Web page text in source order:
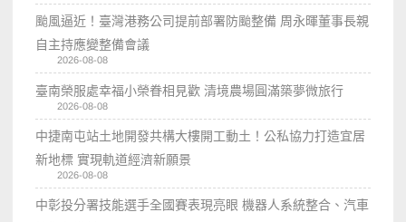
颱風逼近！臺灣港務公司提前部署防颱整備 周永暉董事長親
自主持應變整備會議
2026-08-08
臺南榮服處幸福小榮眷相見歡 清境農場圓滿築夢微旅行
2026-08-08
中捷南屯站土地開發共構大樓開工動土！公私協力打造宜居
新地標 實現軌道經濟新願景
2026-08-08
中彰投分署技能選手全國賽表現亮眼 機器人系統整合、汽車